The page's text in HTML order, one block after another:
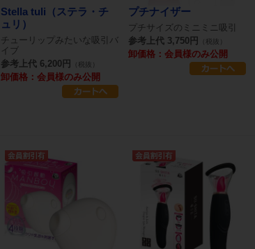
Stella tuli（ステラ・チ
ュリ）
チューリップみたいな吸引バ
イブ
参考上代 6,200円
（税抜）
卸価格：会員様のみ公開
プチナイザー
プチサイズのミニミニ吸引
参考上代 3,750円
（税抜）
卸価格：会員様のみ公開